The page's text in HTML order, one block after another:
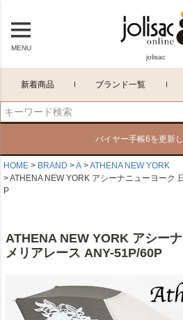
MENU
jolisac
新着商品 ブランド一覧
バイヤー手帳6を更新
HOME BRAND A
ATHENA NEW YORK
ATHENA NEW YORK アシーナニューヨーク
P
ATHENA NEW YORK アシー
メリアレース ANY-51P/60P